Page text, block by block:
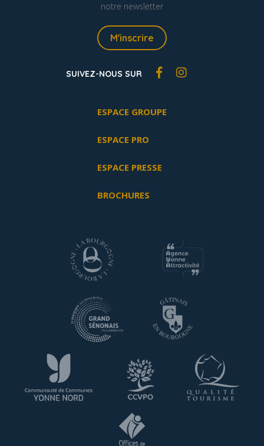
notre newsletter
M'inscrire
SUIVEZ-NOUS SUR
ESPACE GROUPE
ESPACE PRO
ESPACE PRESSE
BROCHURES